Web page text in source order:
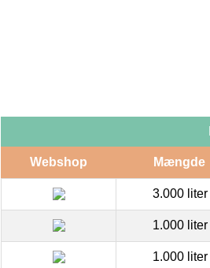
Webshop Mængde
3.000 liter
1.000 liter
1.000 liter